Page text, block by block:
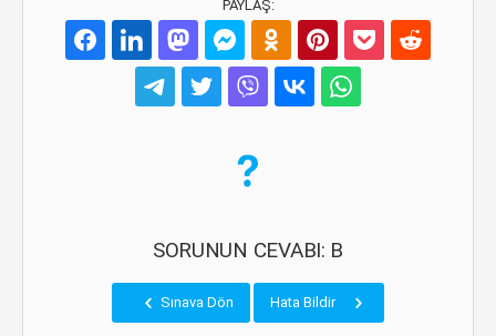
PAYLAŞ:
SORUNUN CEVABI: B
Sınava Dön Hata Bildir